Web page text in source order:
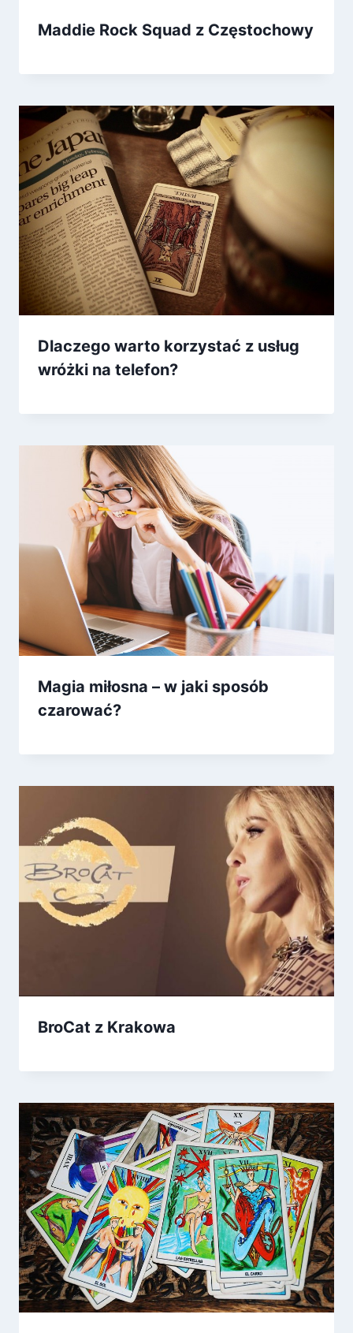
Maddie Rock Squad z Częstochowy
Dlaczego warto korzystać z usług
wróżki na telefon?
Magia miłosna – w jaki sposób
czarować?
BroCat z Krakowa